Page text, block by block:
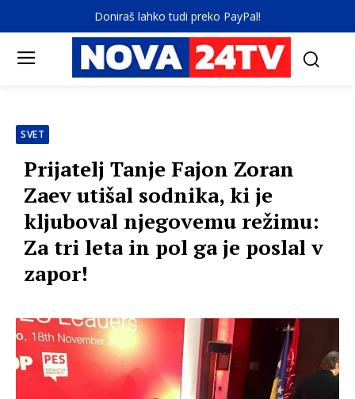
Doniraš lahko tudi preko PayPal!
SVET
Prijatelj Tanje Fajon Zoran
Zaev utišal sodnika, ki je
kljuboval njegovemu režimu:
Za tri leta in pol ga je poslal v
zapor!